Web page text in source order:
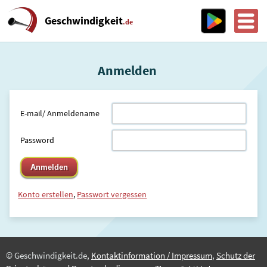
Geschwindigkeit.de
Anmelden
E-mail/ Anmeldename
Password
Konto erstellen, Passwort vergessen
© Geschwindigkeit.de, Kontaktinformation / Impressum, Schutz der